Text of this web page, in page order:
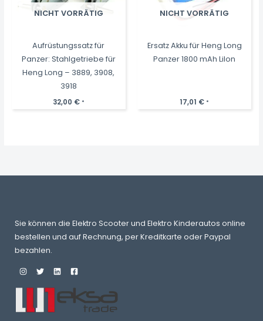
NICHT VORRÄTIG
Aufrüstungssatz für
Panzer: Stahlgetriebe für
Heng Long – 3889, 3908,
3918
32,00 € *
NICHT VORRÄTIG
Ersatz Akku für Heng Long
Panzer 1800 mAh LiIon
17,01 € *
Sie können die Elektro Scooter und Elektro Kinderautos online
bestellen und auf Rechnung, per Kreditkarte oder Paypal
bezahlen.